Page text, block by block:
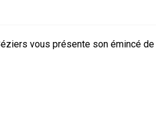
vous présente son émincé